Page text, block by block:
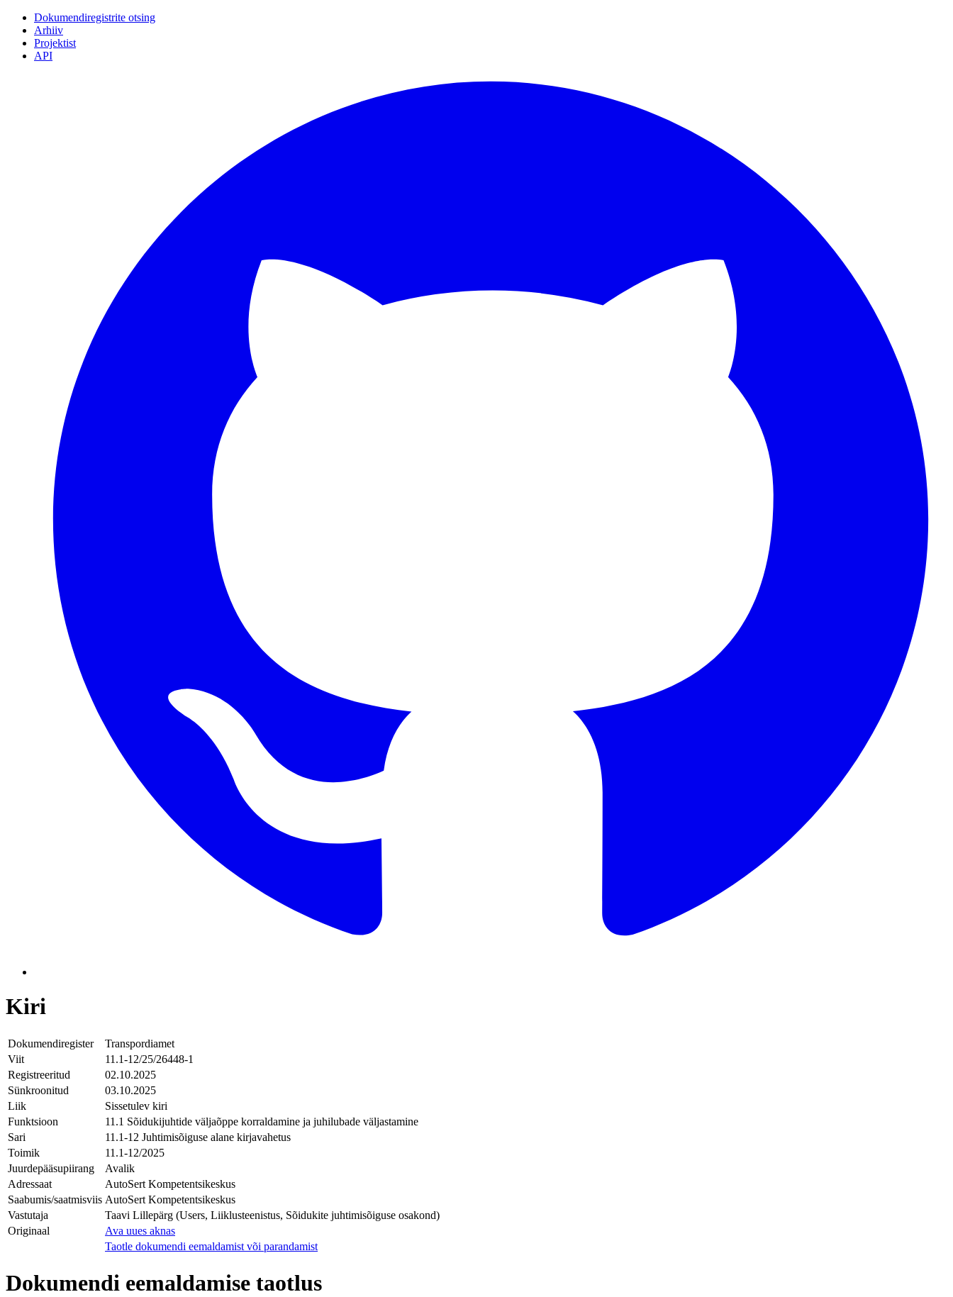
Dokumendiregistrite otsing
Arhiiv
Projektist
API
Kiri
Dokumendiregister
Transpordiamet
Viit
11.1-12/25/26448-1
Registreeritud
02.10.2025
Sünkroonitud
03.10.2025
Liik
Sissetulev kiri
Funktsioon
11.1 Sõidukijuhtide väljaõppe korraldamine ja juhilubade väljastamine
Sari
11.1-12 Juhtimisõiguse alane kirjavahetus
Toimik
11.1-12/2025
Juurdepääsupiirang
Avalik
Adressaat
AutoSert Kompetentsikeskus
Saabumis/saatmisviis AutoSert Kompetentsikeskus
Vastutaja
Taavi Lillepärg (Users, Liiklusteenistus, Sõidukite juhtimisõiguse osakond)
Originaal
Ava uues aknas
Taotle dokumendi eemaldamist või parandamist
Dokumendi eemaldamise taotlus